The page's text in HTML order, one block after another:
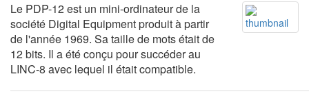
Le PDP-12 est un mini-ordinateur de la
société Digital Equipment produit à partir
de l'année 1969. Sa taille de mots était de
12 bits. Il a été conçu pour succéder au
LINC-8 avec lequel il était compatible.